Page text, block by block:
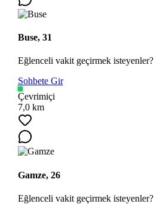
Buse, 31
Eğlenceli vakit geçirmek isteyenler?
Sohbete Gir
Çevrimiçi
7,0 km
Gamze, 26
Eğlenceli vakit geçirmek isteyenler?